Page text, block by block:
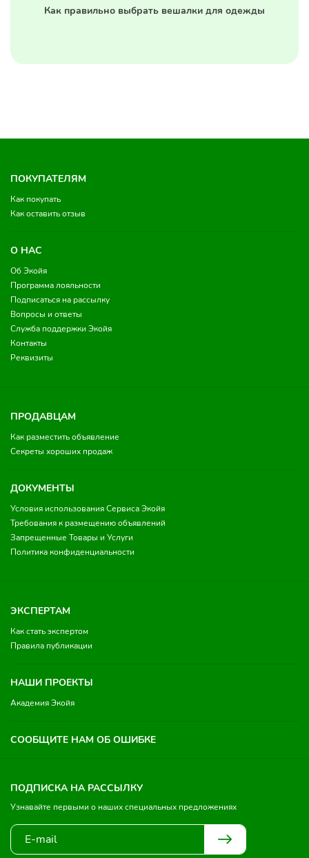
Как правильно выбрать вешалки для одежды
ПОКУПАТЕЛЯМ
Как покупать
Как оставить отзыв
О НАС
Об Экойя
Программа лояльности
Подписаться на рассылку
Вопросы и ответы
Служба поддержки Экойя
Контакты
Реквизиты
ПРОДАВЦАМ
Как разместить объявление
Секреты хороших продаж
ДОКУМЕНТЫ
Условия использования Сервиса Экойя
Требования к размещению объявлений
Запрещенные Товары и Услуги
Политика конфиденциальности
ЭКСПЕРТАМ
Как стать экспертом
Правила публикации
НАШИ ПРОЕКТЫ
Академия Экойя
СООБЩИТЕ НАМ ОБ ОШИБКЕ
ПОДПИСКА НА РАССЫЛКУ
Узнавайте первыми о наших специальных предложениях